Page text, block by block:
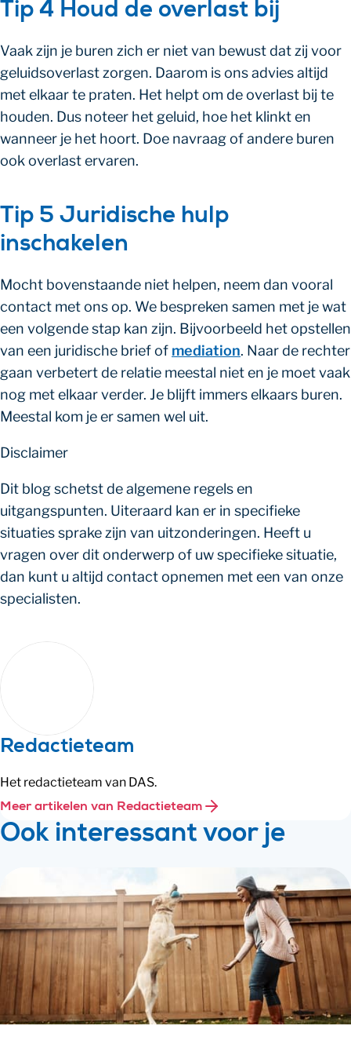
Tip 4 Houd de overlast bij
Vaak zijn je buren zich er niet van bewust dat zij voor
geluidsoverlast zorgen. Daarom is ons advies altijd
met elkaar te praten. Het helpt om de overlast bij te
houden. Dus noteer het geluid, hoe het klinkt en
wanneer je het hoort. Doe navraag of andere buren
ook overlast ervaren.
Tip 5 Juridische hulp
inschakelen
Mocht bovenstaande niet helpen, neem dan vooral
contact met ons op. We bespreken samen met je wat
een volgende stap kan zijn. Bijvoorbeeld het opstellen
van een juridische brief of mediation. Naar de rechter
gaan verbetert de relatie meestal niet en je moet vaak
nog met elkaar verder. Je blijft immers elkaars buren.
Meestal kom je er samen wel uit.
Disclaimer
Dit blog schetst de algemene regels en
uitgangspunten. Uiteraard kan er in specifieke
situaties sprake zijn van uitzonderingen. Heeft u
vragen over dit onderwerp of uw specifieke situatie,
dan kunt u altijd contact opnemen met een van onze
specialisten.
Redactieteam
Het redactieteam van DAS.
Meer artikelen van Redactieteam
Ook interessant voor je